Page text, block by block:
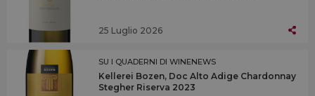
25 Luglio 2026
SU I QUADERNI DI WINENEWS
Kellerei Bozen, Doc Alto Adige Chardonnay
Stegher Riserva 2023